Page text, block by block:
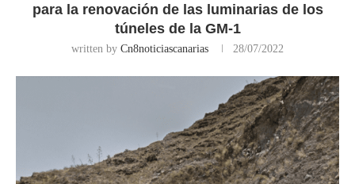
para la renovación de las luminarias de los
túneles de la GM-1
written by Cn8noticiascanarias 28/07/2022